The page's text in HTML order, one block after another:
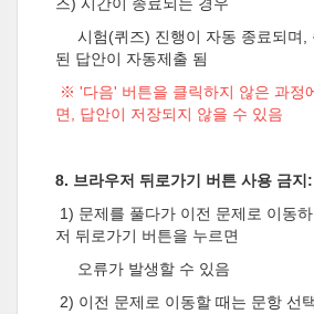
시험(퀴즈) 진행이 자동 종료되며,
된 답안이 자동제출 됨
※ '다음' 버튼을 클릭하지 않은 과정
면, 답안이 저장되지 않을 수 있음
8. 브라우저 뒤로가기 버튼 사용 금지:
1) 문제를 풀다가 이전 문제로 이동
저 뒤로가기 버튼을 누르면
오류가 발생할 수 있음
2) 이전 문제로 이동할 때는 문항 선